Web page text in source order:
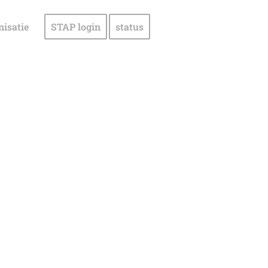
STAP login status